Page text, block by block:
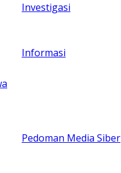
Investigasi
Informasi
Pedoman Media Siber